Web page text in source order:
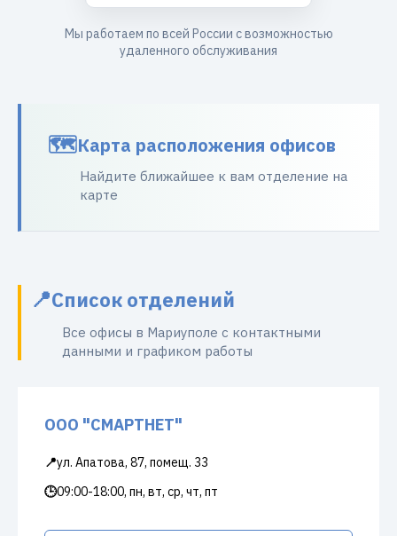
Мы работаем по всей России с возможностью
удаленного обслуживания
Карта расположения офисов
Найдите ближайшее к вам отделение на
карте
Список отделений
Все офисы в Мариуполе с контактными
данными и графиком работы
ООО "СМАРТНЕТ"
📍ул. Апатова, 87, помещ. 33
🕒09:00-18:00, пн, вт, ср, чт, пт